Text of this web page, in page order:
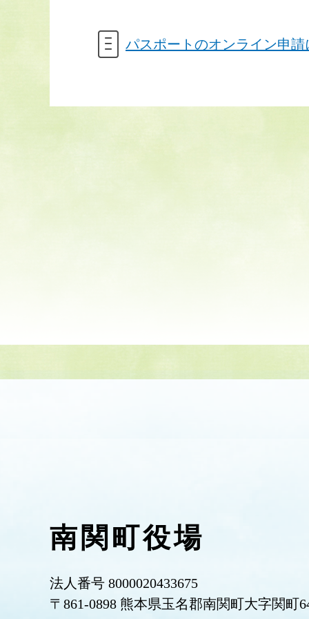
パスポートのオンライン申請
南関町役場
法人番号 8000020433675
〒861-0898 熊本県玉名郡南関町大字関町